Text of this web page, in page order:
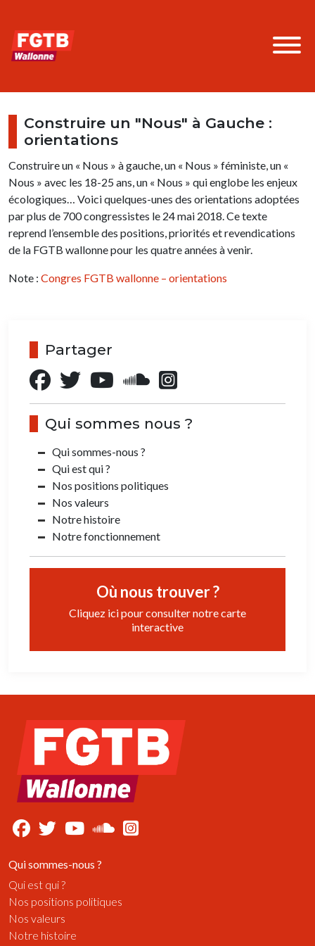
Construire un "Nous" à Gauche :
orientations
Construire un « Nous » à gauche, un « Nous » féministe, un «
Nous » avec les 18-25 ans, un « Nous » qui englobe les enjeux
écologiques… Voici quelques-unes des orientations adoptées
par plus de 700 congressistes le 24 mai 2018. Ce texte
reprend l’ensemble des positions, priorités et revendications
de la FGTB wallonne pour les quatre années à venir.
Note : Congres FGTB wallonne – orientations
Partager
Qui sommes nous ?
Qui sommes-nous ?
Qui est qui ?
Nos positions politiques
Nos valeurs
Notre histoire
Notre fonctionnement
Où nous trouver ?
Cliquez ici pour consulter notre carte
interactive
Qui sommes-nous ?
Qui est qui ?
Nos positions politiques
Nos valeurs
Notre histoire